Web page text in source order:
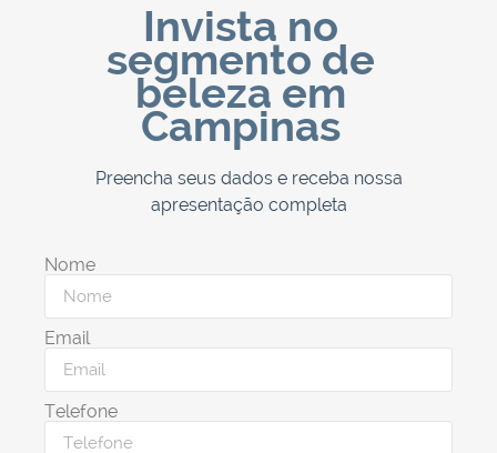
Invista no
segmento de
beleza em
Campinas
Preencha seus dados e receba nossa
apresentação completa
Nome
Email
Telefone